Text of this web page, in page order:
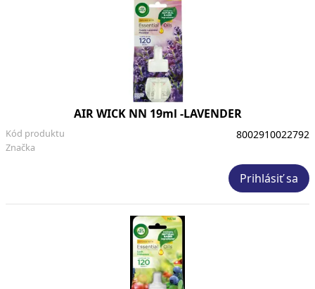
AIR WICK NN 19ml -LAVENDER
Značka
Kód produktu 8002910022792
Prihlásiť sa